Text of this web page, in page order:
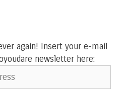
again! Insert your e-mail
newsletter here: